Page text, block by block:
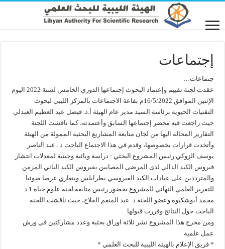
إجتماعات
جتماعات…
عقدت لجنة تقييم وإعتماد البحوث إجتماعها الدوري الخامس لسنة 2022 اليوم
الإثنين الموافق 16/5/2022م بقاعة الاجتماعات بالمركز الليبي لبحوث
التقنيات الحيوية برئاسة السيد مدير عام الهيئة أ.د. فيصل عبد العطيم العبدلي
حيث راجعت فيه محضر إجتماعها السابق وأعتمدته، كما ناقشت اللجنة
التقارير المحالة اليها من لجان متابعة المشاريع البحثية الممولة من الهيئة
وأتخدت قرارات بخصوصها، وقدم في هذا الاجتماع الباحث د . عبد الناصر
يوسف الزوكي رئيس المشروع البحثي : دراسة وبائية وجينية لمعدلات انتشار
فيروس الكبد الدالي لدى المرضى المصابين بفيروس الكبد البائي المزمن
والمترددين على عيادات الكبد الفيروسي بطرابلس وبنغازي عرضا ضوئيا
للتقرير العلمي النهائي للمشروع بحضور رئيس متابعة لجنة علوم حياة 1 د.
محمد أبوشكيوة وعضو اللجنة د. عبد المنعم الفلاح، حيث ناقشت اللجنة
الباحث حول النتائج وقررت قبولها
ومن مخرج هذا المشروع نشر ثلاثة اوراق بحثية وعدد مشاركتين في ورش
عمل علمية
* فريق الإعلام بالهيئة الليبية للبحث العلمي *